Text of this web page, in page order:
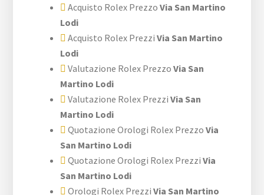
Acquisto Rolex Prezzo Via San Martino
Lodi
Acquisto Rolex Prezzi Via San Martino
Lodi
Valutazione Rolex Prezzo Via San
Martino Lodi
Valutazione Rolex Prezzi Via San
Martino Lodi
Quotazione Orologi Rolex Prezzo Via
San Martino Lodi
Quotazione Orologi Rolex Prezzi Via
San Martino Lodi
Orologi Rolex Prezzi Via San Martino